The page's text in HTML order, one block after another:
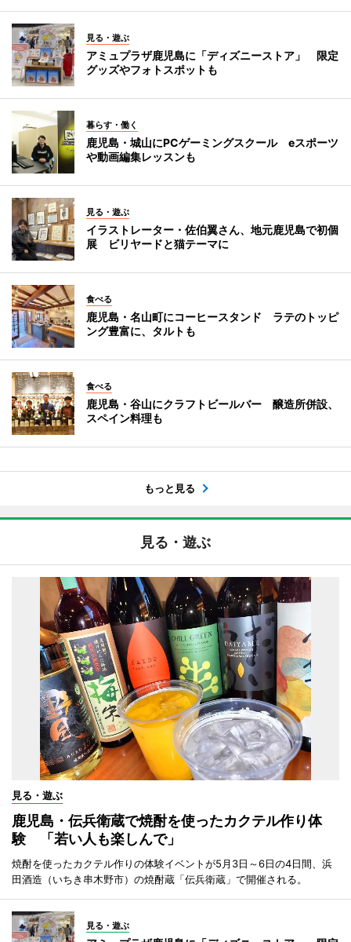
見る・遊ぶ
アミュプラザ鹿児島に「ディズニーストア」 限定
グッズやフォトスポットも
暮らす・働く
鹿児島・城山にPCゲーミングスクール eスポーツ
や動画編集レッスンも
見る・遊ぶ
イラストレーター・佐伯翼さん、地元鹿児島で初個
展 ビリヤードと猫テーマに
食べる
鹿児島・名山町にコーヒースタンド ラテのトッピ
ング豊富に、タルトも
食べる
鹿児島・谷山にクラフトビールバー 醸造所併設、
スペイン料理も
もっと見る
見る・遊ぶ
見る・遊ぶ
鹿児島・伝兵衛蔵で焼酎を使ったカクテル作り体
験 「若い人も楽しんで」
焼酎を使ったカクテル作りの体験イベントが5月3日～6日の4日間、浜
田酒造（いちき串木野市）の焼酎蔵「伝兵衛蔵」で開催される。
見る・遊ぶ